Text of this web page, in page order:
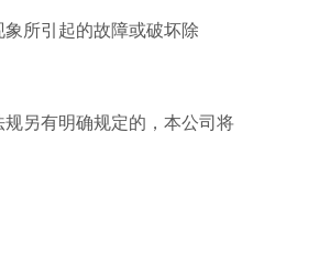
所引起的故障或破坏除
另有明确规定的，本公司将